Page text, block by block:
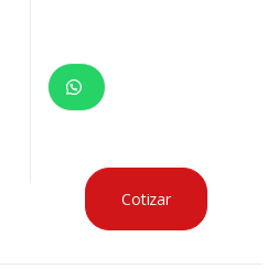
Cotizar